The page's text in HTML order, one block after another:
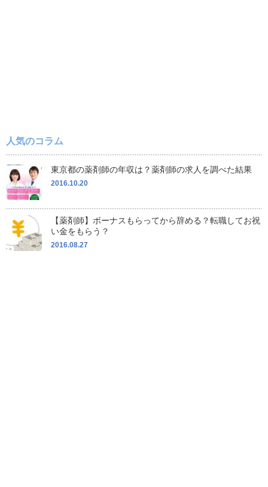
人気のコラム
東京都の薬剤師の年収は？薬剤師の求人を調べた結果
2016.10.20
【薬剤師】ボーナスもらってから辞める？転職してお祝
い金をもらう？
2016.08.27